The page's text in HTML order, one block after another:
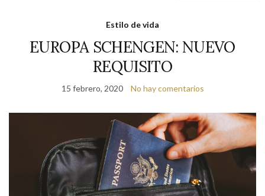
Estilo de vida
EUROPA SCHENGEN: NUEVO
REQUISITO
15 febrero, 2020 No hay comentarios